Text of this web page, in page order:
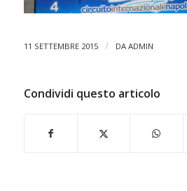
11 SETTEMBRE 2015 / DA ADMIN
Condividi questo articolo